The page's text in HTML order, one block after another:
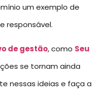
um exemplo de
responsável.
de gestão, como Seu
se tornam ainda
nessas ideias e faça a